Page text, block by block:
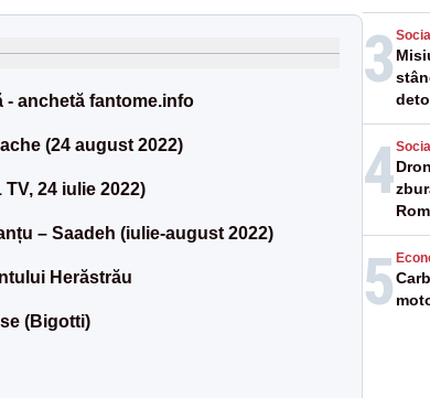
anchetă fantome.info
(24 august 2022)
24 iulie 2022)
– Saadeh (iulie-august 2022)
Herăstrău
(Bigotti)
3 Social
4Social
5